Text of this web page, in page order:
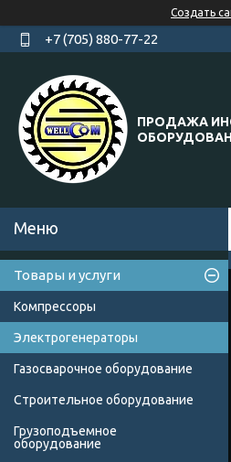
Создать
+7 (705) 880-77-22
ПРОДАЖА
Товары и услуги
Компрессоры
Электрогенераторы
Газосварочное оборудование
Строительное оборудование
Грузоподъемное
оборудование